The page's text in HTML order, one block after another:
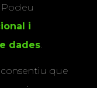
Podeu
i
dades
que